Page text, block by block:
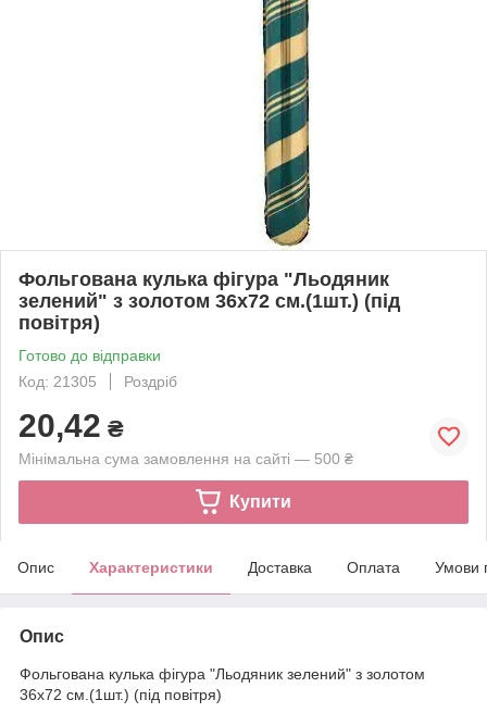
Фольгована кулька фігура "Льодяник
зелений" з золотом 36х72 см.(1шт.) (під
повітря)
Готово до відправки
Код: 21305
Роздріб
20,42 ₴
Мінімальна сума замовлення на сайті — 500 ₴
Купити
Опис Характеристики Доставка Оплата Умови
Опис
Фольгована кулька фігура "Льодяник зелений" з золотом
36х72 см.(1шт.) (під повітря)